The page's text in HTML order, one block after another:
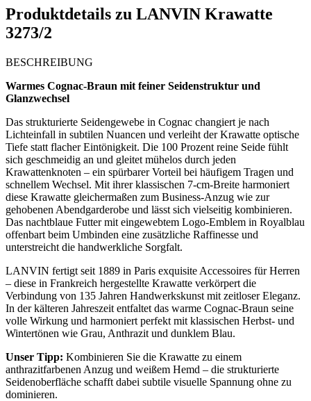
Produktdetails zu LANVIN Krawatte
3273/2
BESCHREIBUNG
Warmes Cognac-Braun mit feiner Seidenstruktur und
Glanzwechsel
Das strukturierte Seidengewebe in Cognac changiert je nach
Lichteinfall in subtilen Nuancen und verleiht der Krawatte optische
Tiefe statt flacher Eintönigkeit. Die 100 Prozent reine Seide fühlt
sich geschmeidig an und gleitet mühelos durch jeden
Krawattenknoten – ein spürbarer Vorteil bei häufigem Tragen und
schnellem Wechsel. Mit ihrer klassischen 7-cm-Breite harmoniert
diese Krawatte gleichermaßen zum Business-Anzug wie zur
gehobenen Abendgarderobe und lässt sich vielseitig kombinieren.
Das nachtblaue Futter mit eingewebtem Logo-Emblem in Royalblau
offenbart beim Umbinden eine zusätzliche Raffinesse und
unterstreicht die handwerkliche Sorgfalt.
LANVIN fertigt seit 1889 in Paris exquisite Accessoires für Herren
– diese in Frankreich hergestellte Krawatte verkörpert die
Verbindung von 135 Jahren Handwerkskunst mit zeitloser Eleganz.
In der kälteren Jahreszeit entfaltet das warme Cognac-Braun seine
volle Wirkung und harmoniert perfekt mit klassischen Herbst- und
Wintertönen wie Grau, Anthrazit und dunklem Blau.
Unser Tipp: Kombinieren Sie die Krawatte zu einem
anthrazitfarbenen Anzug und weißem Hemd – die strukturierte
Seidenoberfläche schafft dabei subtile visuelle Spannung ohne zu
dominieren.